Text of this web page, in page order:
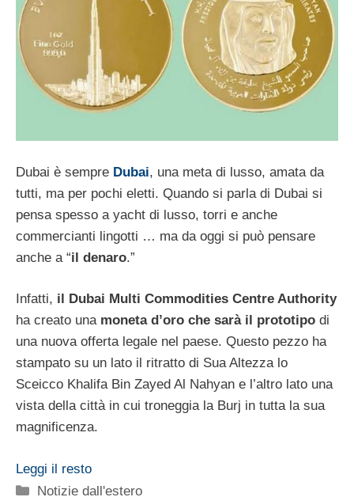
Dubai è sempre Dubai, una meta di lusso, amata da
tutti, ma per pochi eletti. Quando si parla di Dubai si
pensa spesso a yacht di lusso, torri e anche
commercianti lingotti … ma da oggi si può pensare
anche a “il denaro.”
Infatti, il Dubai Multi Commodities Centre Authority
ha creato una moneta d’oro che sarà il prototipo di
una nuova offerta legale nel paese. Questo pezzo ha
stampato su un lato il ritratto di Sua Altezza lo
Sceicco Khalifa Bin Zayed Al Nahyan e l’altro lato una
vista della città in cui troneggia la Burj in tutta la sua
magnificenza.
Leggi il resto
Categorie
Notizie dall'estero